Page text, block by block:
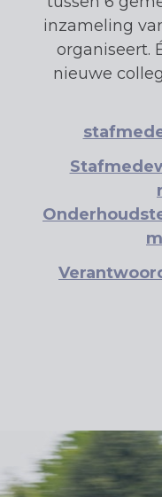
inzameling
organiseert.
nieuwe